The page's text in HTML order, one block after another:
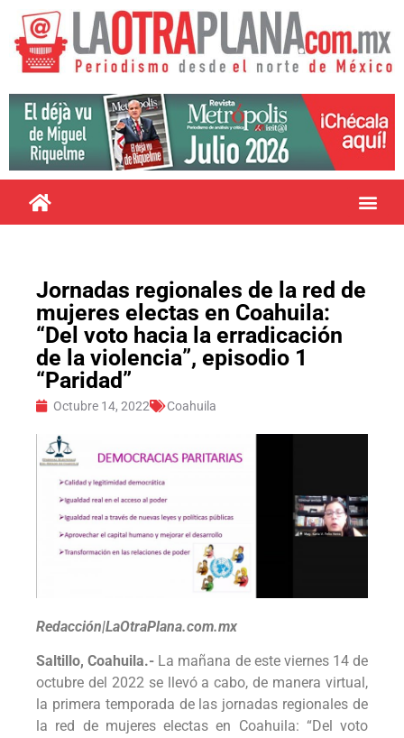
Jornadas regionales de la red de
mujeres electas en Coahuila:
“Del voto hacia la erradicación
de la violencia”, episodio 1
“Paridad”
Octubre 14, 2022 Coahuila
Redacción|LaOtraPlana.com.mx
Saltillo, Coahuila.- La mañana de este viernes 14 de
octubre del 2022 se llevó a cabo, de manera virtual,
la primera temporada de las jornadas regionales de
la red de mujeres electas en Coahuila: “Del voto